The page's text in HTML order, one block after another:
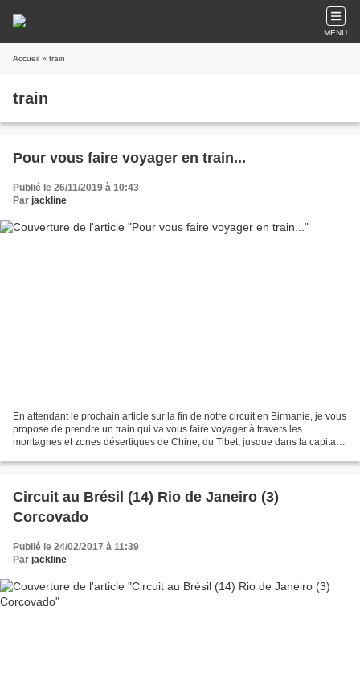
MENU
Accueil » train
train
Pour vous faire voyager en train...
Publié le 26/11/2019 à 10:43
Par jackline
En attendant le prochain article sur la fin de notre circuit en Birmanie, je vous
propose de prendre un train qui va vous faire voyager à travers les
montagnes et zones désertiques de Chine, du Tibet, jusque dans la capitale,
Circuit au Brésil (14) Rio de Janeiro (3)
Corcovado
Publié le 24/02/2017 à 11:39
Par jackline